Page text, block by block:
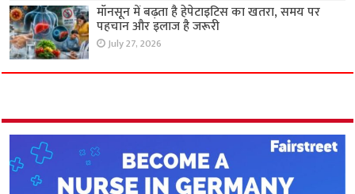
मॉनसून में बढ़ता है हेपेटाइटिस का खतरा, समय पर
पहचान और इलाज है जरूरी
July 27, 2026